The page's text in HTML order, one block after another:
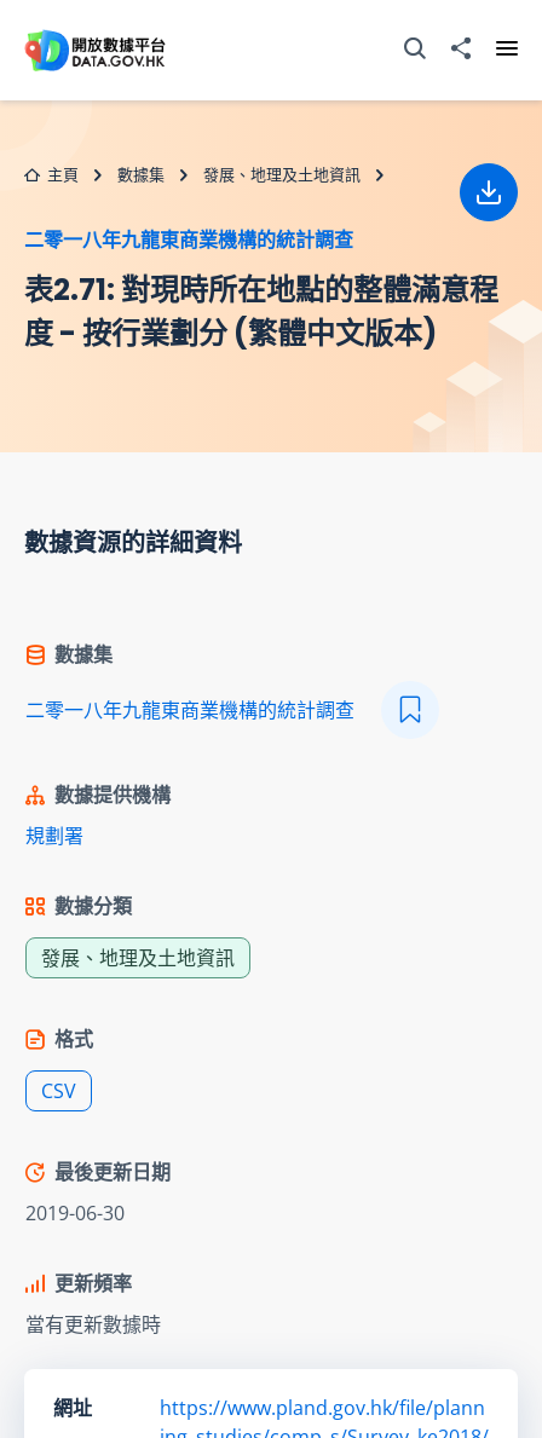
打開搜尋器分享至
主頁 數據集 發展、地理及土地資訊
二零一八年九龍東商業機構的統計調查
表2.71: 對現時所在地點的整體滿意程
度 - 按行業劃分 (繁體中文版本)
下載
數據資源的詳細資料
數據集
二零一八年九龍東商業機構的統計調查
數據提供機構
規劃署
數據分類
發展、地理及土地資訊
格式
CSV
最後更新日期
2019-06-30
更新頻率
當有更新數據時
網址
https://www.pland.gov.hk/file/plann